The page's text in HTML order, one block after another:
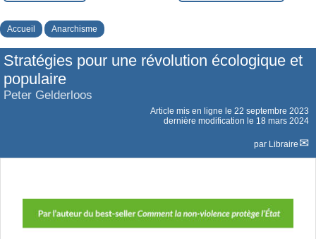
Accueil Anarchisme
Stratégies pour une révolution écologique et
populaire
Peter Gelderloos
Article mis en ligne le 22 septembre 2023
dernière modification le 18 mars 2024
par Libraire